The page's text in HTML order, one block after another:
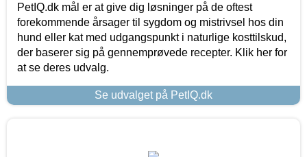
PetIQ.dk mål er at give dig løsninger på de oftest
forekommende årsager til sygdom og mistrivsel hos din
hund eller kat med udgangspunkt i naturlige kosttilskud,
der baserer sig på gennemprøvede recepter. Klik her for
at se deres udvalg.
Se udvalget på PetIQ.dk